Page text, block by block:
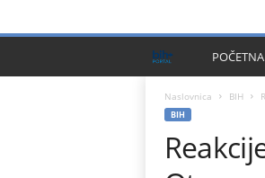
I
POČETNA
Naslovnica BIH
BIH